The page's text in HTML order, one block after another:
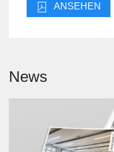
ANSEHEN
News